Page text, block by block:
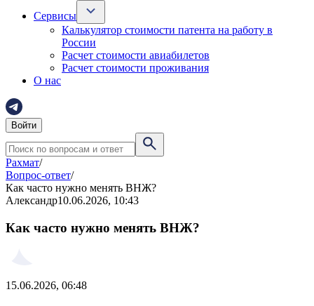
Сервисы
Калькулятор стоимости патента на работу в
России
Расчет стоимости авиабилетов
Расчет стоимости проживания
О нас
Войти
Рахмат/
Вопрос-ответ/
Как часто нужно менять ВНЖ?
Александр10.06.2026, 10:43
Как часто нужно менять ВНЖ?
15.06.2026, 06:48